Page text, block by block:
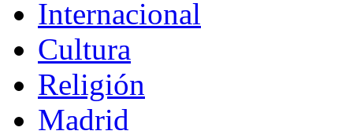
Internacional
Cultura
Religión
Madrid